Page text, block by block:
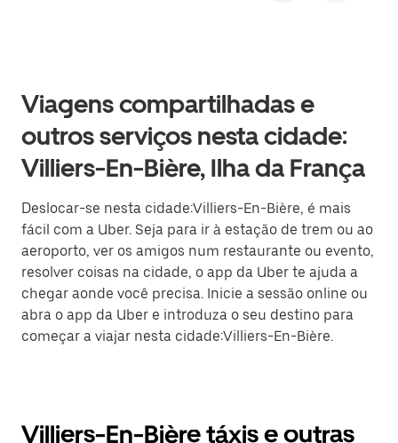
Viagens compartilhadas e
outros serviços nesta cidade:
Villiers-En-Bière, Ilha da França
Deslocar-se nesta cidade:Villiers-En-Bière, é mais
fácil com a Uber. Seja para ir à estação de trem ou ao
aeroporto, ver os amigos num restaurante ou evento,
resolver coisas na cidade, o app da Uber te ajuda a
chegar aonde você precisa. Inicie a sessão online ou
abra o app da Uber e introduza o seu destino para
começar a viajar nesta cidade:Villiers-En-Bière.
Villiers-En-Bière táxis e outras